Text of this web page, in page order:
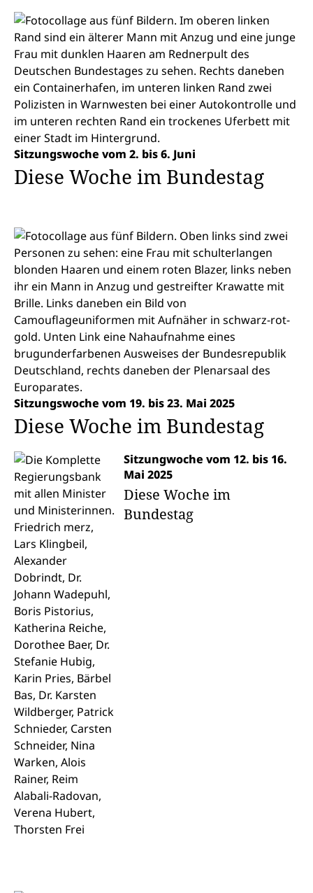
Sitzungswoche vom 2. bis 6. Juni
Diese Woche im Bundestag
Sitzungswoche vom 19. bis 23. Mai 2025
Diese Woche im Bundestag
Sitzungwoche vom 12. bis 16.
Mai 2025
Diese Woche im
Bundestag